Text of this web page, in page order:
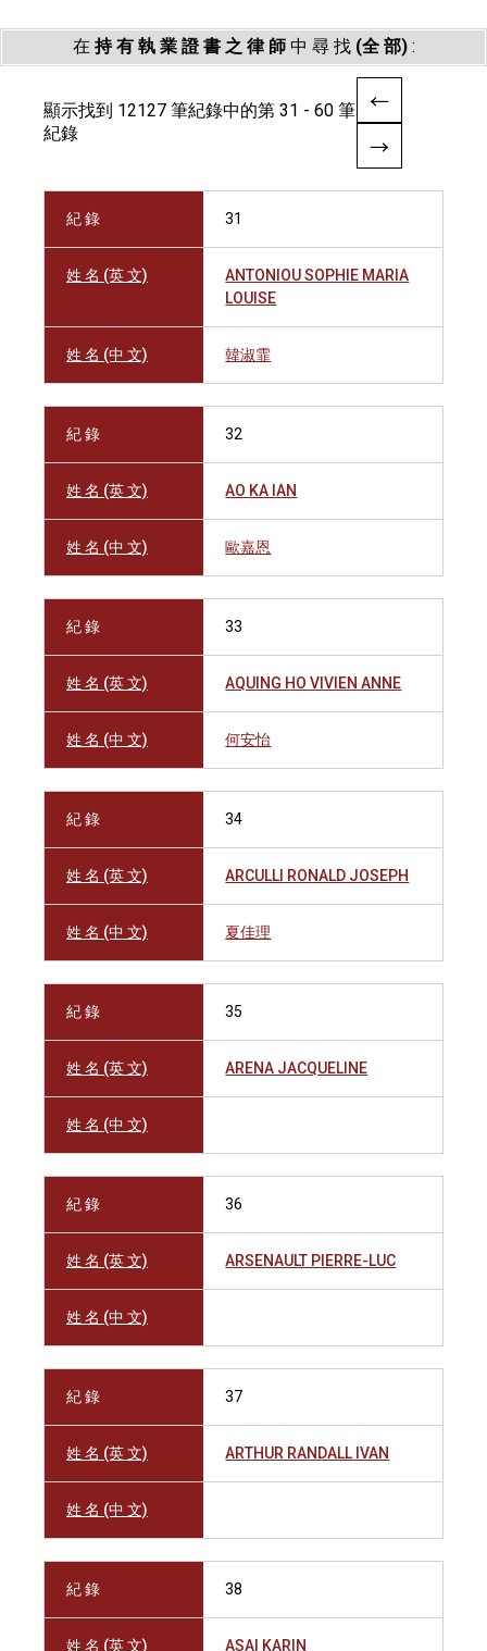
在 持 有 執 業 證 書 之 律 師中 尋 找 (全 部):
顯示找到 12127 筆紀錄中的第 31 - 60 筆
紀錄
紀 錄 31
姓 名 (英 文)
ANTONIOU SOPHIE MARIA
LOUISE
姓 名 (中 文) 韓淑霏
紀 錄 32
姓 名 (英 文) AO KA IAN
姓 名 (中 文) 歐嘉恩
紀 錄 33
姓 名 (英 文) AQUING HO VIVIEN ANNE
姓 名 (中 文) 何安怡
紀 錄 34
姓 名 (英 文) ARCULLI RONALD JOSEPH
姓 名 (中 文) 夏佳理
紀 錄 35
姓 名 (英 文) ARENA JACQUELINE
姓 名 (中 文)
紀 錄 36
姓 名 (英 文) ARSENAULT PIERRE-LUC
姓 名 (中 文)
紀 錄 37
姓 名 (英 文) ARTHUR RANDALL IVAN
姓 名 (中 文)
紀 錄 38
姓 名 (英 文) ASAI KARIN